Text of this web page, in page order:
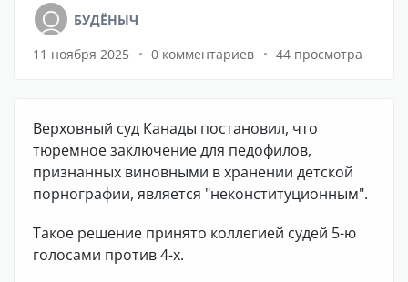
БУДЁНЫЧ
11 ноября 2025
0 комментариев 44 просмотра
Верховный суд Канады постановил, что
тюремное заключение для педофилов,
признанных виновными в хранении детской
порнографии, является "неконституционным".
Такое решение принято коллегией судей 5-ю
голосами против 4-х.